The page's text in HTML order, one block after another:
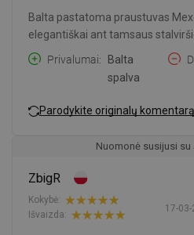
Balta pastatoma praustuvas
elegantiškai ant tamsaus
Privalumai
Balta
spalva
Parodykite originalų komentarą
Nuomonė susijusi
ZbigR
17-03-
Kokybė:
Išvaizda: